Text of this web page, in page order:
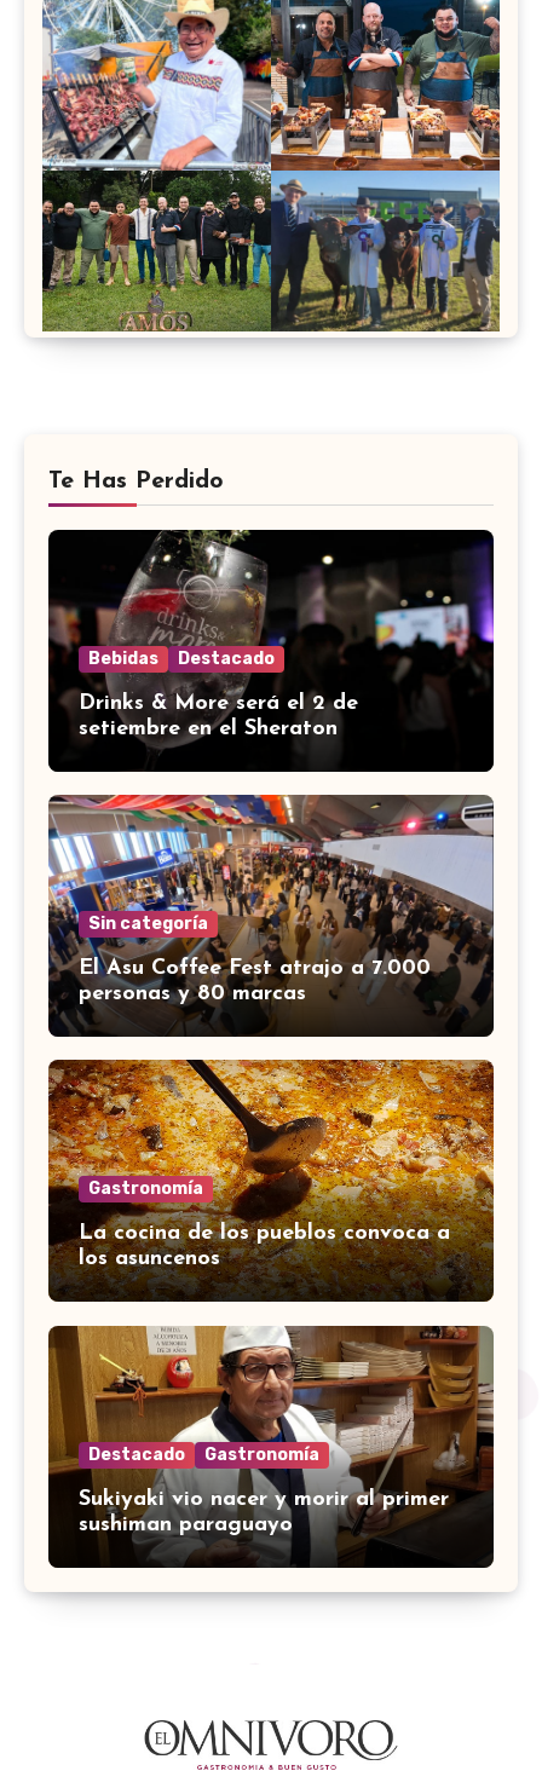
Te Has Perdido
Bebidas Destacado
Drinks & More será el 2 de
setiembre en el Sheraton
Sin categoría
El Asu Coffee Fest atrajo a 7.000
personas y 80 marcas
Gastronomía
La cocina de los pueblos convoca a
los asuncenos
Destacado Gastronomía
Sukiyaki vio nacer y morir al primer
sushiman paraguayo